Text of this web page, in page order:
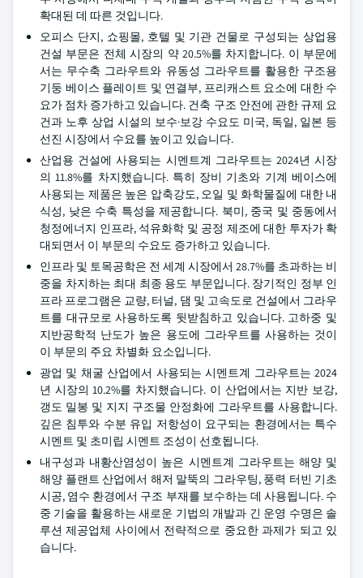
확대된 데 따른 것입니다.
오피스 단지, 쇼핑몰, 호텔 및 기관 건물로 구성되는 상업용
건설 부문은 전체 시장의 약 20.5%를 차지합니다. 이 부문에
서는 무수축 그라우트와 유동성 그라우트를 활용한 구조용
기둥 베이스 플레이트 및 연결부, 프리캐스트 요소에 대한 수
요가 점차 증가하고 있습니다. 건축 구조 안전에 관한 규제 요
건과 노후 상업 시설의 보수·보강 수요도 미국, 독일, 일본 등
선진 시장에서 수요를 높이고 있습니다.
산업용 건설에 사용되는 시멘트계 그라우트는 2024년 시장
의 11.8%를 차지했습니다. 특히 장비 기초와 기계 베이스에
사용되는 제품은 높은 압축강도, 오일 및 화학물질에 대한 내
식성, 낮은 수축 특성을 제공합니다. 북미, 중국 및 중동에서
청정에너지 인프라, 석유화학 및 공정 제조에 대한 투자가 확
대되면서 이 부문의 수요도 증가하고 있습니다.
인프라 및 토목공학은 전 세계 시장에서 28.7%를 초과하는 비
중을 차지하는 최대 최종 용도 부문입니다. 장기적인 정부 인
프라 프로그램은 교량, 터널, 댐 및 고속도로 건설에서 그라우
트를 대규모로 사용하도록 뒷받침하고 있습니다. 고하중 및
지반공학적 난도가 높은 용도에 그라우트를 사용하는 것이
이 부문의 주요 차별화 요소입니다.
광업 및 채굴 산업에서 사용되는 시멘트계 그라우트는 2024
년 시장의 10.2%를 차지했습니다. 이 산업에서는 지반 보강,
갱도 밀봉 및 지지 구조물 안정화에 그라우트를 사용합니다.
깊은 침투와 수분 유입 저항성이 요구되는 환경에서는 특수
시멘트 및 초미립 시멘트 조성이 선호됩니다.
내구성과 내황산염성이 높은 시멘트계 그라우트는 해양 및
해양 플랜트 산업에서 해저 말뚝의 그라우팅, 풍력 터빈 기초
시공, 염수 환경에서 구조 부재를 보수하는 데 사용됩니다. 수
중 기술을 활용하는 새로운 기법의 개발과 긴 운영 수명은 솔
루션 제공업체 사이에서 전략적으로 중요한 과제가 되고 있
습니다.